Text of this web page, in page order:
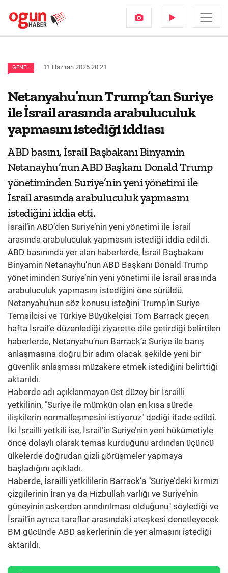
GENEL 11 Haziran 2025 20:21
Netanyahu’nun Trump’tan Suriye
ile İsrail arasında arabuluculuk
yapmasını istediği iddiası
ABD basını, İsrail Başbakanı Binyamin
Netanayhu’nun ABD Başkanı Donald Trump
yönetiminden Suriye’nin yeni yönetimi ile
İsrail arasında arabuluculuk yapmasını
istediğini iddia etti.
İsrail’in ABD’den Suriye’nin yeni yönetimi ile İsrail
arasında arabuluculuk yapmasını istediği iddia edildi.
ABD basınında yer alan haberlerde, İsrail Başbakanı
Binyamin Netanayhu’nun ABD Başkanı Donald Trump
yönetiminden Suriye’nin yeni yönetimi ile İsrail arasında
arabuluculuk yapmasını istediğini öne sürüldü.
Netanyahu’nun söz konusu isteğini Trump’ın Suriye
Temsilcisi ve Türkiye Büyükelçisi Tom Barrack geçen
hafta İsrail’e düzenlediği ziyarette dile getirdiği belirtilen
haberlerde, Netanyahu’nun Barrack’a Suriye ile barış
anlaşmasına doğru bir adım olacak şekilde yeni bir
güvenlik anlaşması müzakere etmek istediğini belirttiği
aktarıldı.
Haberde adı açıklanmayan üst düzey bir İsrailli
yetkilinin, "Suriye ile mümkün olan en kısa sürede
ilişkilerin normalleşmesini istiyoruz" dediği ifade edildi.
İki İsrailli yetkili ise, İsrail’in Suriye’nin yeni hükümetiyle
önce dolaylı olarak temas kurduğunu ardından üçüncü
ülkelerde doğrudan gizli görüşmeler yapmaya
başladığını açıkladı.
Haberde, İsrailli yetkililerin Barrack’a "Suriye’deki kırmızı
çizgilerinin İran ya da Hizbullah varlığı ve Suriye’nin
güneyinin askerden arındırılması olduğunu" söylediği ve
İsrail’in ayrıca taraflar arasındaki ateşkesi denetleyecek
BM gücünde ABD askerlerinin de yer almasını istediği
aktarıldı.